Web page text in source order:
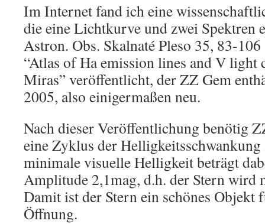
Im Internet fand ich eine
die eine Lichtkurve und zwei Spektren
Astron. Obs. Skalnaté Pleso 35, 83-
“Atlas of Ha emission lines and V light
Miras” veröffentlicht, der ZZ Gem
2005, also einigermaßen neu.
Nach dieser Veröffentlichung benötig
eine Zyklus der
minimale visuelle Helligkeit beträgt
Amplitude 2,1mag, d.h. der Stern wird
Damit ist der Stern ein schönes Objekt
Öffnung.